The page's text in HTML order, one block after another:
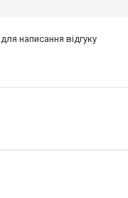
для написання відгуку